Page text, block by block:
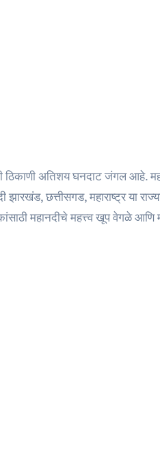
ठिकाणी अतिशय घनदाट जंगल आहे.
छत्तीसगड, महाराष्ट्र या
महानदीचे महत्त्व खूप वेगळे